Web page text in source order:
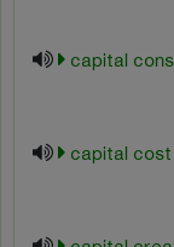
capital
capital cost